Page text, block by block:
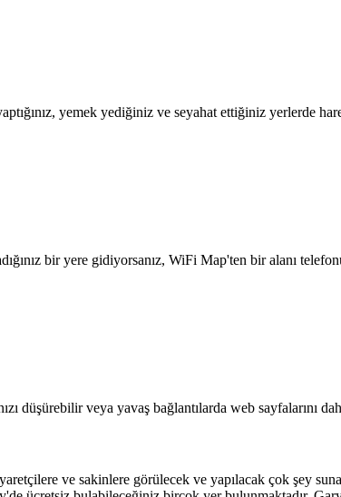
yemek yediğiniz ve seyahat ettiğiniz yerlerde
bir yere gidiyorsanız, WiFi Map'ten bir alanı
düşürebilir veya yavaş bağlantılarda web sayfalarını
ve sakinlere görülecek ve yapılacak çok şey